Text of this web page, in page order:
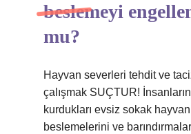
beslemeyi
mu?
Hayvan severleri tehdit ve
çalışmak SUÇTUR!
kurdukları evsiz sokak
beslemelerini ve